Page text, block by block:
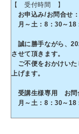
【 受付時間 】
お申込み/お問合せ
月～土：8：30～18
誠に勝手ながら、
させて頂きます。
ご不便をおかけいた
上げます。
受講生様専用 お問
月～土：8：30～18